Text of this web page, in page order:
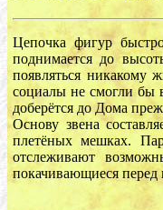
Цепочка фигур
поднимается до
появляться никакому
социалы не смогли бы
доберётся до Дома
Основу звена
плетёных мешках.
отслеживают
покачивающиеся перед